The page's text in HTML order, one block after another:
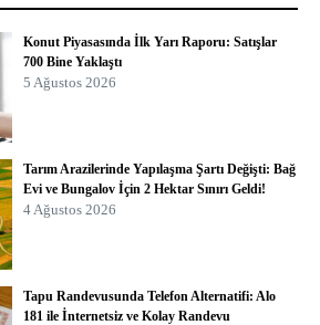
Konut Piyasasında İlk Yarı Raporu: Satışlar
700 Bine Yaklaştı
5 Ağustos 2026
Tarım Arazilerinde Yapılaşma Şartı Değişti: Bağ
Evi ve Bungalov İçin 2 Hektar Sınırı Geldi!
4 Ağustos 2026
Tapu Randevusunda Telefon Alternatifi: Alo
181 ile İnternetsiz ve Kolay Randevu